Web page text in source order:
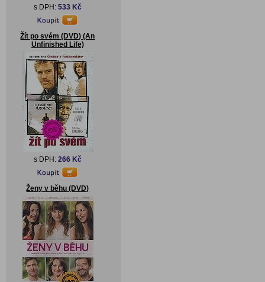
s DPH: 533 Kč
Žít po svém (DVD) (An
Unfinished Life)
s DPH: 266 Kč
Ženy v běhu (DVD)